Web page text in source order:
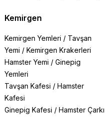
Kemirgen
Kemirgen Yemleri / Tavşan
Yemi / Kemirgen Krakerleri
Hamster Yemi / Ginepig
Yemleri
Tavşan Kafesi / Hamster
Kafesi
Ginepig Kafesi / Hamster Çarkı